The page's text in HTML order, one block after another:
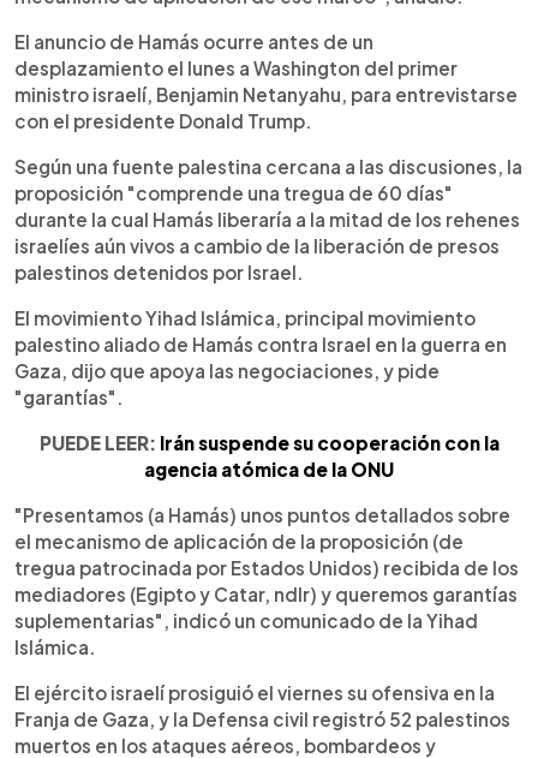
El anuncio de Hamás ocurre antes de un
desplazamiento el lunes a Washington del primer
ministro israelí, Benjamin Netanyahu, para entrevistarse
con el presidente Donald Trump.
Según una fuente palestina cercana a las discusiones, la
proposición "comprende una tregua de 60 días"
durante la cual Hamás liberaría a la mitad de los rehenes
israelíes aún vivos a cambio de la liberación de presos
palestinos detenidos por Israel.
El movimiento Yihad Islámica, principal movimiento
palestino aliado de Hamás contra Israel en la guerra en
Gaza, dijo que apoya las negociaciones, y pide
"garantías".
PUEDE LEER: Irán suspende su cooperación con la
agencia atómica de la ONU
"Presentamos (a Hamás) unos puntos detallados sobre
el mecanismo de aplicación de la proposición (de
tregua patrocinada por Estados Unidos) recibida de los
mediadores (Egipto y Catar, ndlr) y queremos garantías
suplementarias", indicó un comunicado de la Yihad
Islámica.
El ejército israelí prosiguió el viernes su ofensiva en la
Franja de Gaza, y la Defensa civil registró 52 palestinos
muertos en los ataques aéreos, bombardeos y